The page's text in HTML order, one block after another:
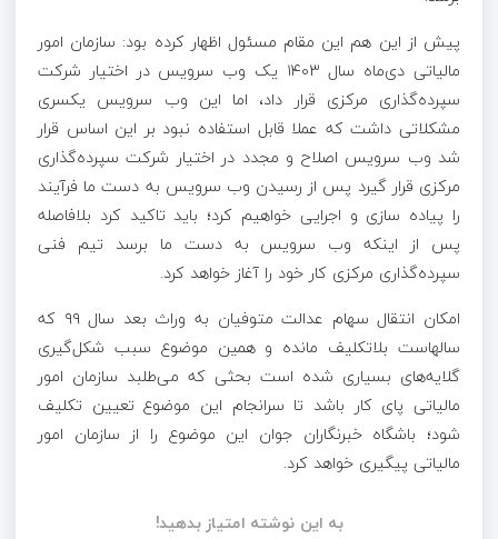
پیش از این هم این مقام مسئول اظهار کرده بود: سازمان امور
مالیاتی دی‌ماه سال ۱۴۰۳ یک وب سرویس در اختیار شرکت
سپرده‌گذاری مرکزی قرار داد، اما این وب سرویس یکسری
مشکلاتی داشت که عملا قابل استفاده نبود بر این اساس قرار
شد وب سرویس اصلاح و مجدد در اختیار شرکت سپرده‌گذاری
مرکزی قرار گیرد پس از رسیدن وب سرویس به دست ما فرآیند
را پیاده سازی و اجرایی خواهیم کرد؛ باید تاکید کرد بلافاصله
پس از اینکه وب سرویس به دست ما برسد تیم فنی
سپرده‌گذاری مرکزی کار خود را آغاز خواهد کرد.
امکان انتقال سهام عدالت متوفیان به وراث بعد سال ۹۹ که
سالهاست بلاتکلیف مانده و همین موضوع سبب شکل‌گیری
گلایه‌های بسیاری شده است بحثی که می‌طلبد سازمان امور
مالیاتی پای کار باشد تا سرانجام این موضوع تعیین تکلیف
شود؛ باشگاه خبرنگاران جوان این موضوع را از سازمان امور
مالیاتی پیگیری خواهد کرد.
به این نوشته امتیاز بدهید!